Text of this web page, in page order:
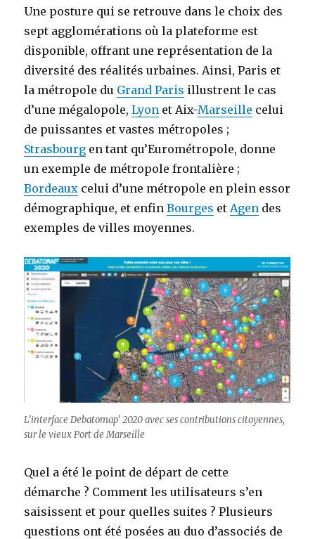
Une posture qui se retrouve dans le choix des
sept agglomérations où la plateforme est
disponible, offrant une représentation de la
diversité des réalités urbaines. Ainsi, Paris et
la métropole du Grand Paris illustrent le cas
d’une mégalopole,Lyon et Aix-Marseille celui
de puissantes et vastes métropoles ;
Strasbourg en tant qu’Eurométropole, donne
un exemple de métropole frontalière ;
Bordeaux celui d’une métropole en plein essor
démographique, et enfinBourges etAgen des
exemples de villes moyennes.
L’interface Debatomap’ 2020 avec ses contributions citoyennes,
sur le vieux Port de Marseille
Quel a été le point de départ de cette
démarche ? Comment les utilisateurs s’en
saisissent et pour quelles suites ? Plusieurs
questions ont été posées au duo d’associés de